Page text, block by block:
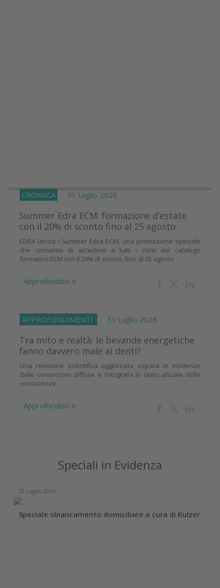
CRONACA 31 Luglio 2026
Summer Edra ECM: formazione d’estate
con il 20% di sconto fino al 25 agosto
EDRA lancia i Summer Edra ECM, una promozione speciale
che consente di accedere a tutti i corsi del catalogo
formativo ECM con il 20% di sconto, fino al 25 agosto
Approfondisci
APPROFONDIMENTI 31 Luglio 2026
Tra mito e realtà: le bevande energetiche
fanno davvero male ai denti?
Una revisione scientifica aggiornata separa le evidenze
dalle convinzioni diffuse e fotografa lo stato attuale delle
conoscenze
Approfondisci
Speciali in Evidenza
20 Luglio 2026
Speciale sbiancamento domiciliare a cura di Kulzer